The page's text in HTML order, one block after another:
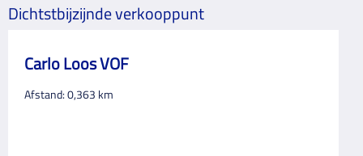
Dichtstbijzijnde verkooppunt
Carlo Loos VOF
Afstand:0,363 km